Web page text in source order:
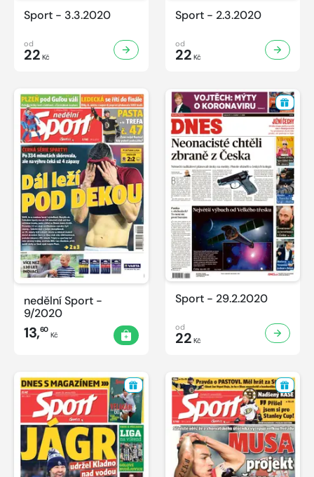
Sport - 3.3.2020
od
22 Kč
Sport - 2.3.2020
od
22 Kč
nedělní Sport -
9/2020
13,60
Kč
Sport - 29.2.2020
od
22 Kč